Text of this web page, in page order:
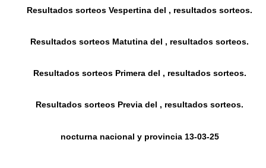
Resultados sorteos Vespertina del , resultados sorteos.
Resultados sorteos Matutina del , resultados sorteos.
Resultados sorteos Primera del , resultados sorteos.
Resultados sorteos Previa del , resultados sorteos.
nocturna nacional y provincia 13-03-25